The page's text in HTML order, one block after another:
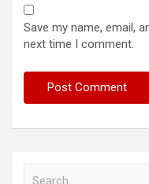
Save my name, email,
next time I comment.